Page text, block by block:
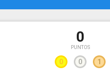
0
PUNTOS
0 0 1